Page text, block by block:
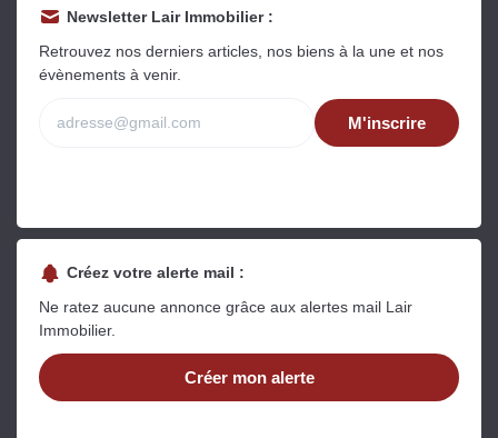
Newsletter Lair Immobilier :
Retrouvez nos derniers articles, nos biens à la une et nos
évènements à venir.
M'inscrire
Créez votre alerte mail :
Ne ratez aucune annonce grâce aux alertes mail Lair
Immobilier.
Créer mon alerte